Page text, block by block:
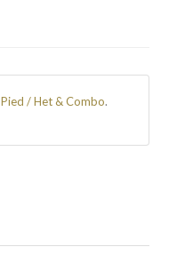
Pied / Het & Combo.